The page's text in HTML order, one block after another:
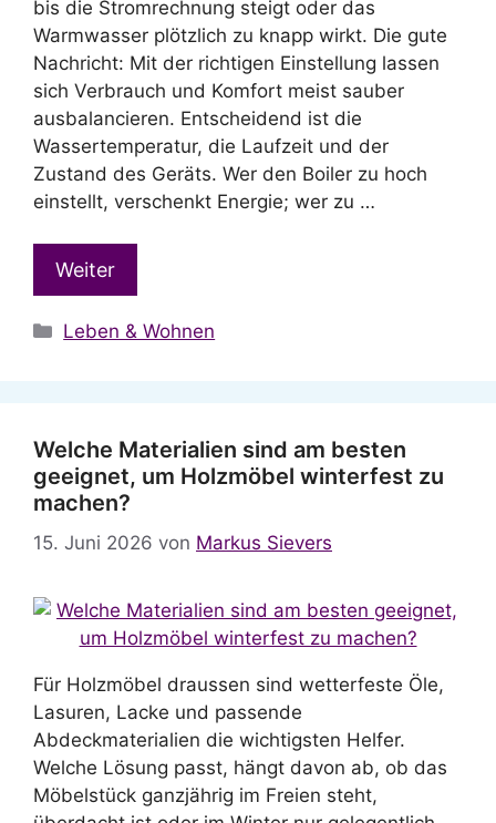
bis die Stromrechnung steigt oder das
Warmwasser plötzlich zu knapp wirkt. Die gute
Nachricht: Mit der richtigen Einstellung lassen
sich Verbrauch und Komfort meist sauber
ausbalancieren. Entscheidend ist die
Wassertemperatur, die Laufzeit und der
Zustand des Geräts. Wer den Boiler zu hoch
einstellt, verschenkt Energie; wer zu …
Weiter
Kategorien
Leben & Wohnen
Welche Materialien sind am besten
geeignet, um Holzmöbel winterfest zu
machen?
15. Juni 2026 von Markus Sievers
Für Holzmöbel draussen sind wetterfeste Öle,
Lasuren, Lacke und passende
Abdeckmaterialien die wichtigsten Helfer.
Welche Lösung passt, hängt davon ab, ob das
Möbelstück ganzjährig im Freien steht,